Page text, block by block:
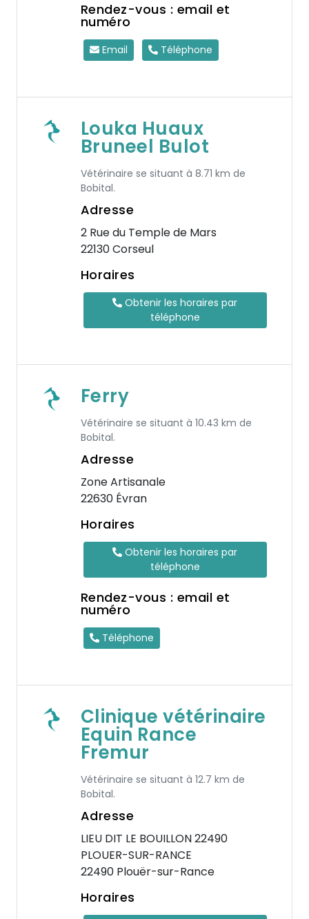
Rendez-vous : email et
numéro
Email Téléphone
Louka Huaux
Bruneel Bulot
Vétérinaire se situant à 8.71 km de
Bobital.
Adresse
2 Rue du Temple de Mars
22130 Corseul
Horaires
Obtenir les horaires par
téléphone
Ferry
Vétérinaire se situant à 10.43 km de
Bobital.
Adresse
Zone Artisanale
22630 Évran
Horaires
Obtenir les horaires par
téléphone
Rendez-vous : email et
numéro
Téléphone
Clinique vétérinaire
Equin Rance
Fremur
Vétérinaire se situant à 12.7 km de
Bobital.
Adresse
LIEU DIT LE BOUILLON 22490
PLOUER-SUR-RANCE
22490 Plouër-sur-Rance
Horaires